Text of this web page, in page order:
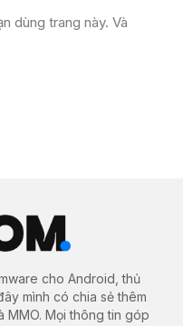
dùng trang này. Và
cho Android, thủ
mình có chia sẻ thêm
MMO. Mọi thông tin góp